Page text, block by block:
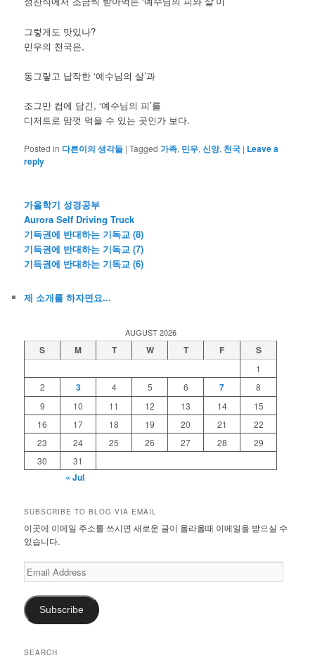
그렇게도 맛있나?
민우의 천국은,
동그랗고 납작한 ‘예수님의 살’과
조그만 컵에 담긴, ‘예수님의 피’를
디저트로 맘껏 먹을 수 있는 곳인가 보다.
Posted in 다른이의 생각들 |Tagged 가족, 민우,신앙,천국 | Leave a
reply
가을학기 성경공부
Aurora Self Driving Truck
기득권에 반대하는 기독교 (8)
기득권에 반대하는 기독교 (7)
기득권에 반대하는 기독교 (6)
제 소개를 하자면요...
AUGUST 2026
S M T W T F S
1
2
3 4 5 6 7
8
9
10 11 12 13 14
15
16
17 18 19 20 21
22
23
24 25 26 27 28
29
30
31
« Jul
SUBSCRIBE TO BLOG VIA EMAIL
이곳에 이메일 주소를 쓰시면 새로운 글이 올라올때 이메일을 받으실 수
있습니다.
Email
Address
Subscribe
SEARCH